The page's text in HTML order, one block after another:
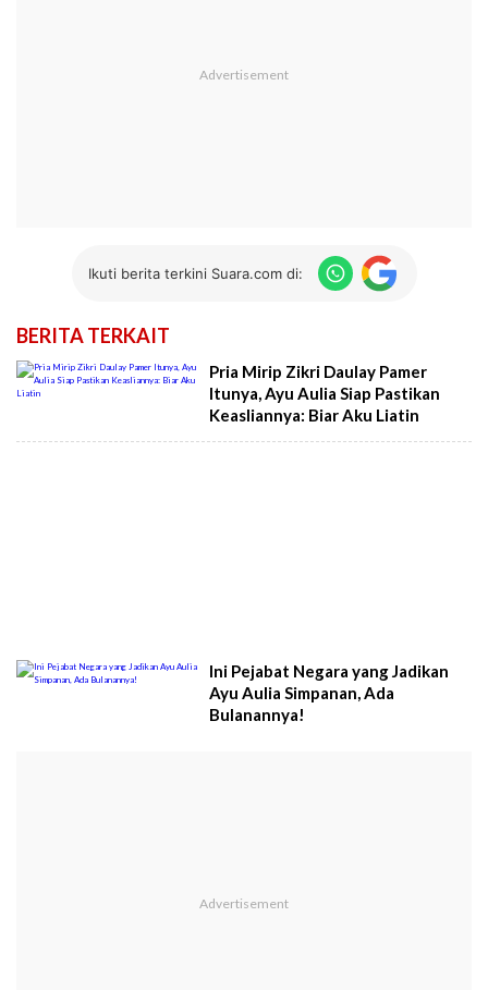
Ikuti berita terkini Suara.com di:
BERITA TERKAIT
Pria Mirip Zikri Daulay Pamer
Itunya, Ayu Aulia Siap Pastikan
Keasliannya: Biar Aku Liatin
Ini Pejabat Negara yang Jadikan
Ayu Aulia Simpanan, Ada
Bulanannya!